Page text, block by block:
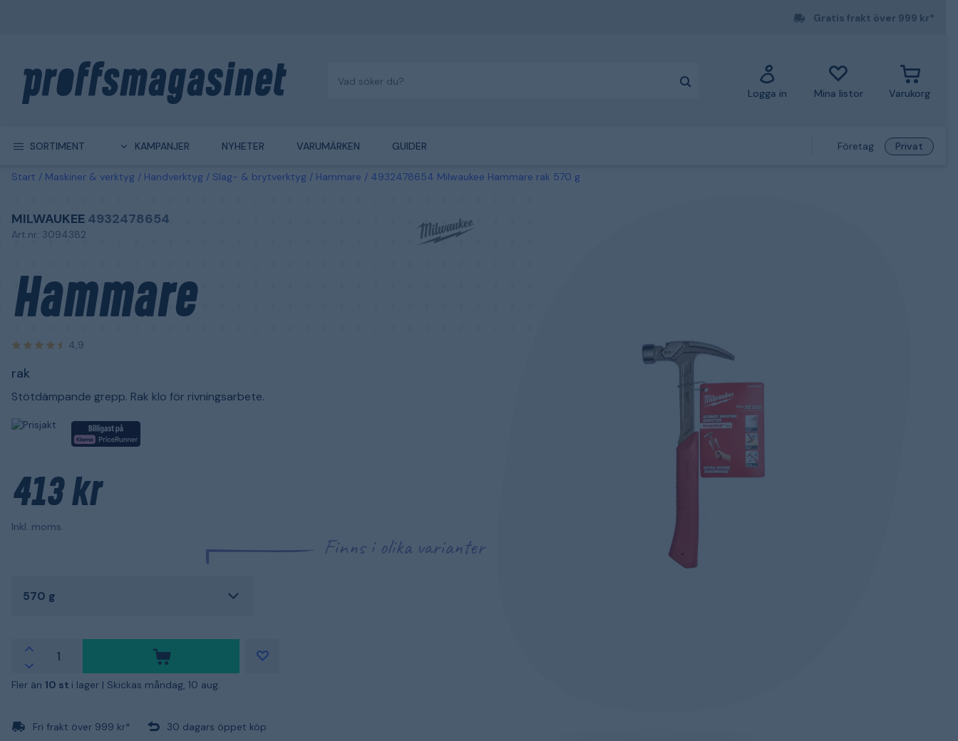
Gratis frakt över 999 kr*
Logga in Mina listor Varukorg
SORTIMENT KAMPANJER NYHETER VARUMÄRKEN GUIDER Företag Privat
Start Maskiner & verktyg Handverktyg Slag- & brytverktyg Hammare 4932478654 Milwaukee Hammare rak 570 g
MILWAUKEE 4932478654
Art.nr: 3094382
Hammare
4,9
rak
Stötdämpande grepp. Rak klo för rivningsarbete.
413 kr
Inkl. moms
Finns i olika varianter
570 g
Fler än 10 st i lager | Skickas måndag, 10 aug.
Fri frakt över 999 kr* 30 dagars öppet köp